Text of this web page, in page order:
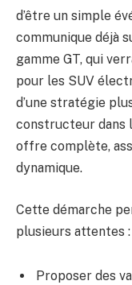
d’être un simple
communique déjà
gamme GT, qui
pour les SUV
d’une stratégie
constructeur dans
offre complète,
dynamique.
Cette démarche
plusieurs attentes :
Proposer des